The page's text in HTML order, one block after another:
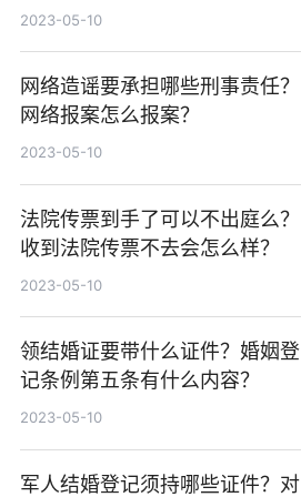
2023-05-10
网络造谣要承担哪些刑事责任？
网络报案怎么报案？
2023-05-10
法院传票到手了可以不出庭么？
收到法院传票不去会怎么样？
2023-05-10
领结婚证要带什么证件？婚姻登
记条例第五条有什么内容？
2023-05-10
军人结婚登记须持哪些证件？对